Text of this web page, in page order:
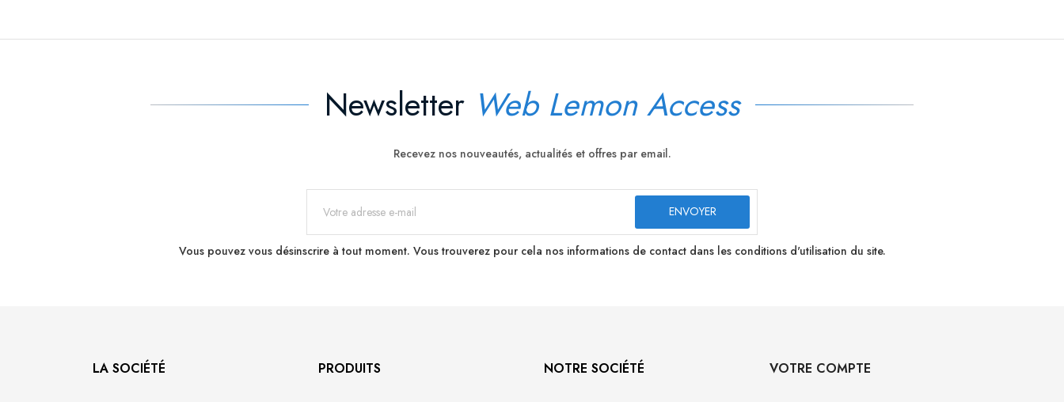
Newsletter Web Lemon Access
Recevez nos nouveautés, actualités et offres par email.
Vous pouvez vous désinscrire à tout moment. Vous trouverez pour cela nos informations de contact dans les conditions d'utilisation du site.
LA SOCIÉTÉ PRODUITS NOTRE SOCIÉTÉ VOTRE COMPTE